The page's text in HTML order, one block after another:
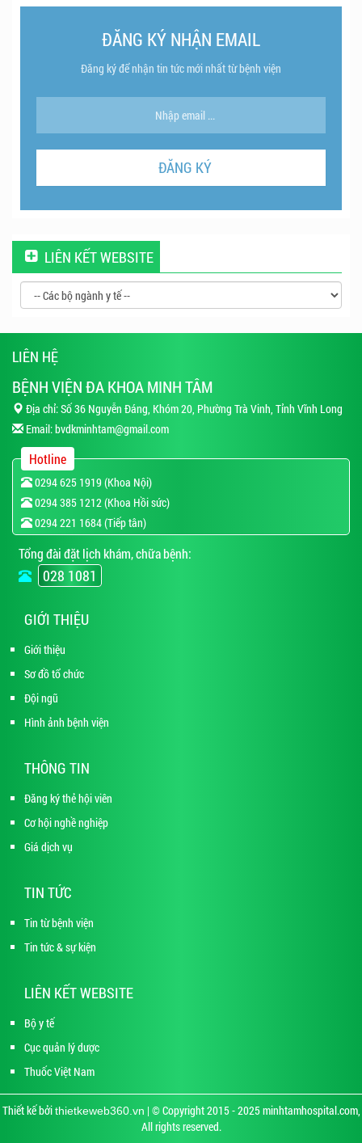
ĐĂNG KÝ NHẬN EMAIL
Đăng ký để nhận tin tức mới nhất từ bệnh viện
LIÊN KẾT WEBSITE
LIÊN HỆ
BỆNH VIỆN ĐA KHOA MINH TÂM
Địa chỉ: Số 36 Nguyễn Đáng, Khóm 20, Phường Trà Vinh, Tỉnh Vĩnh Long
Email:bvdkminhtam@gmail.com
Hotline
0294 625 1919 (Khoa Nội)
0294 385 1212 (Khoa Hồi sức)
0294 221 1684 (Tiếp tân)
Tổng đài đặt lịch khám, chữa bệnh:
028 1081
GIỚI THIỆU
Giới thiệu
Sơ đồ tổ chức
Đội ngũ
Hình ảnh bệnh viện
THÔNG TIN
Đăng ký thẻ hội viên
Cơ hội nghề nghiệp
Giá dịch vụ
TIN TỨC
Tin từ bệnh viện
Tin tức & sự kiện
LIÊN KẾT WEBSITE
Bộ y tế
Cục quản lý dược
Thuốc Việt Nam
Thiết kế bởithietkeweb360.vn | © Copyright 2015 - 2025 minhtamhospital.com,
All rights reserved.